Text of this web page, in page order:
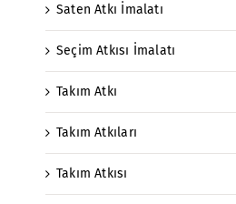
Saten Atkı İmalatı
Seçim Atkısı İmalatı
Takım Atkı
Takım Atkıları
Takım Atkısı